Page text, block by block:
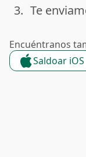
done
3. Te
Encuéntranos
Saldoar iOS